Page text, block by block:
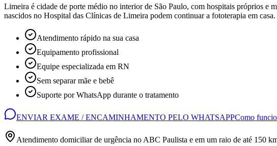
Limeira é cidade de porte médio no interior de São Paulo, com hospitais próprios e
nascidos no Hospital das Clínicas de Limeira podem continuar a fototerapia em casa.
Atendimento rápido na sua casa
Equipamento profissional
Equipe especializada em RN
Sem separar mãe e bebê
Suporte por WhatsApp durante o tratamento
ENVIAR EXAME / ENCAMINHAMENTO PELO WHATSAPPComo
Atendimento domiciliar de urgência no ABC Paulista e em um raio de até 150